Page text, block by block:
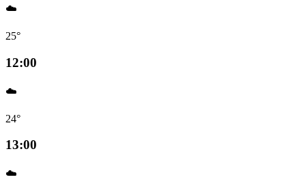
☁️
25°
12:00
☁️
24°
13:00
☁️